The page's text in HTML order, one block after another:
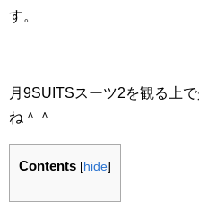
す。
月9SUITSスーツ2を観る上
ね＾＾
Contents [hide]